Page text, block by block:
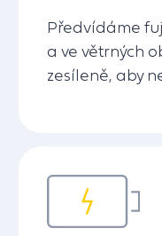
Předvídáme
a ve větrných
zesíleně, aby